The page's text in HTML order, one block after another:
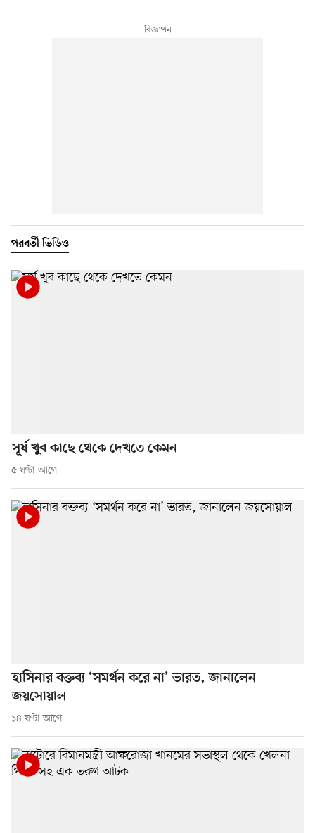
পরবর্তী ভিডিও
সূর্য খুব কাছে থেকে দেখতে কেমন
৫ ঘণ্টা আগে
হাসিনার বক্তব্য ‘সমর্থন করে না’ ভারত, জানালেন
জয়সোয়াল
১৪ ঘণ্টা আগে